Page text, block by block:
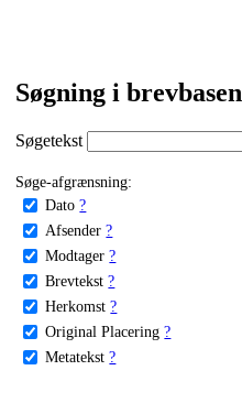
Søgning i brevbasen
Søgetekst
Søge-afgrænsning:
Dato ?
Afsender ?
Modtager ?
Brevtekst ?
Herkomst ?
Original Placering ?
Metatekst ?